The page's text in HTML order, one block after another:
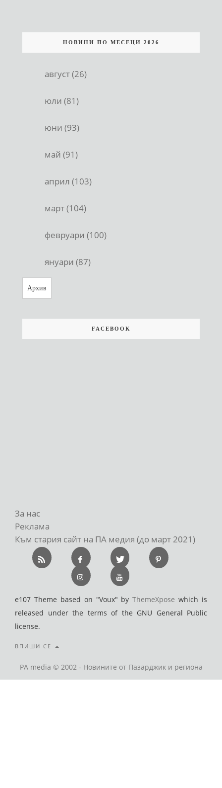
НОВИНИ ПО МЕСЕЦИ 2026
август (26)
юли (81)
юни (93)
май (91)
април (103)
март (104)
февруари (100)
януари (87)
Архив
FACEBOOK
За нас
Реклама
Към стария сайт на ПА медия (до март 2021)
e107 Theme based on "Voux" byThemeXpose which is
released under the terms of the GNU General Public
license.
ВПИШИ СЕ
PA media © 2002 - Новините от Пазарджик и региона